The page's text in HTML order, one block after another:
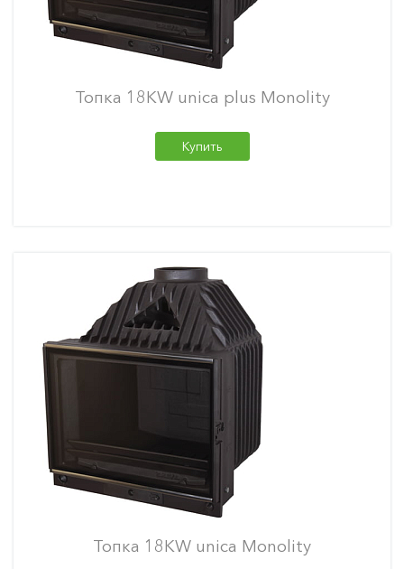
Топка 18KW unica plus Monolity
Купить
Топка 18KW unica Monolity